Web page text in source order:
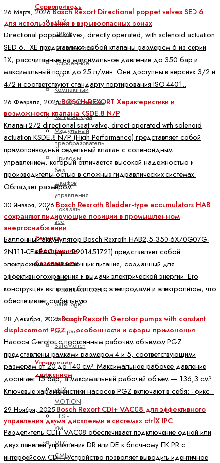
Сервоприводы
ctrlX
DRIVE
Безопасность
Встроенное
ПО
Компактный
преобразователь
Контроллеры
Модульный
преобразователь
Приводы
без
шкафов
управления
Показать
все
Техника
обеспечения
безопасности
ctrlX
БЕЗОПАСНОСТЬ
SafeLogic
SafeLogic
compact
SafeMotion
Управление
движением
ctrlX
MOTION
FTS -
YM
MLC -
CML
26 Марта, 2026Bosch Rexort Directional poppet valves SED 6
для использования в взрывоопасных зонах
Directional poppet valves, directly operated, with solenoid actuation
SED 6…XE представляют собой клапаны размером 6 из серии
1X, рассчитанные на максимальное давление до 350 бар и
максимальный поток до 25 л/мин. Они доступны в версиях 3/2 и
4/2 и соответствуют стандарту портирования ISO 4401..
26 Февраля, 2026BOSCH REXORT Характеристики и
возможности клапана KSDE.8 N/P
Клапан 2/2 directional seat valve, direct operated with solenoid
actuation KSDE.8 N/P (High Performance) представляет собой
прямоприводный седельный клапан с соленоидным
управлением, который отличается высокой надежностью и
производительностью в сложных гидравлических системах.
Обладает размером ..
30 Января, 2026Bosch Rexroth Bladder-type accumulators HAB
сохраняют лидирующие позиции в промышленном
энергоснабжении
Баллонный аккумулятор Bosch Rexroth HAB2,5-350-6X/0G07G-
2N111-CE+EAC (арт. R901451721) представляет собой
электрохимический источник питания, созданный для
эффективного хранения и выдачи электрической энергии. Его
конструкция включает баллон с электродами и электролитом, что
обеспечивает стабильную ..
28 Декабря, 2025Bosch Rexorth Gerotor pumps with constant
displacement PGZ — особенности и сферы применения
Насосы Gerotor с постоянным рабочим объёмом PGZ
представлены рамками размером 4 и 5, соответствующими
размерам от 20 до 140 см³. Максимальное рабочее давление
достигает 15 бар, а максимальный рабочий объём — 136,3 см³.
Ключевые характеристики насосов PGZ включают в себя: - фикс..
29 Ноября, 2025 Bosch Rexort CDI+ VAC08 для эффективного
управления двумя дисплеями в системах ctrlX IPC
Разделитель CDI+ VAC08 обеспечивает подключение одной или
двух панелей управления DR или DE к блочному ПК PR с
интерфейсом CDI+. Устройство позволяет выводить идентичное